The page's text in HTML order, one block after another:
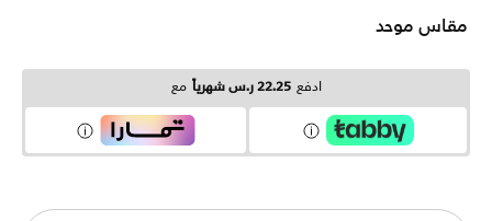
مقاس موحد
ادفع 22.25 ر.س شهرياً مع